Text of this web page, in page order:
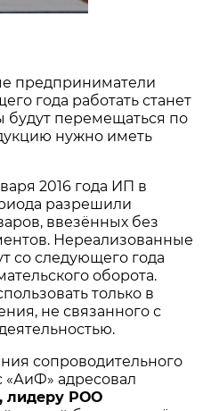
предприниматели
года работать станет
будут перемещаться по
нужно иметь
2016 года ИП в
разрешили
ввезённых без
Нереализованные
со следующего года
оборота.
только в
не связанного с
сопроводительного
«АиФ» адресовал
РОО